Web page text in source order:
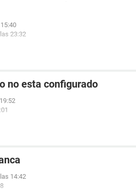
23:32
no esta configurado
14:42